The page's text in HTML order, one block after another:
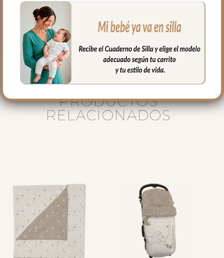
26 cms Ancho
15 cms Alto
10 cms de lomo
PRODUCTOS
RELACIONADOS